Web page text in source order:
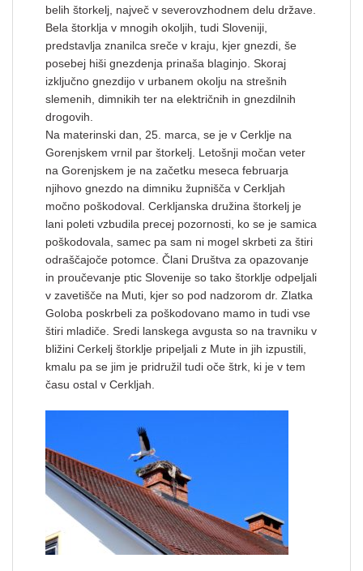
belih štorkelj, največ v severovzhodnem delu države.
Bela štorklja v mnogih okoljih, tudi Sloveniji,
predstavlja znanilca sreče v kraju, kjer gnezdi, še
posebej hiši gnezdenja prinaša blaginjo. Skoraj
izključno gnezdijo v urbanem okolju na strešnih
slemenih, dimnikih ter na električnih in gnezdilnih
drogovih.
Na materinski dan, 25. marca, se je v Cerklje na
Gorenjskem vrnil par štorkelj. Letošnji močan veter
na Gorenjskem je na začetku meseca februarja
njihovo gnezdo na dimniku župnišča v Cerkljah
močno poškodoval. Cerkljanska družina štorkelj je
lani poleti vzbudila precej pozornosti, ko se je samica
poškodovala, samec pa sam ni mogel skrbeti za štiri
odraščajoče potomce. Člani Društva za opazovanje
in proučevanje ptic Slovenije so tako štorklje odpeljali
v zavetišče na Muti, kjer so pod nadzorom dr. Zlatka
Goloba poskrbeli za poškodovano mamo in tudi vse
štiri mladiče. Sredi lanskega avgusta so na travniku v
bližini Cerkelj štorklje pripeljali z Mute in jih izpustili,
kmalu pa se jim je pridružil tudi oče štrk, ki je v tem
času ostal v Cerkljah.